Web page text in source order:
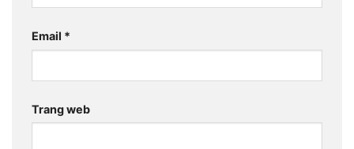
Email *
Trang web